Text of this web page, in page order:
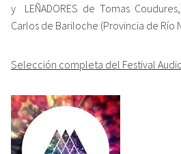
y LEÑADORES de Tomas
Carlos de Bariloche (Provincia de Río
Selección completa del Festival